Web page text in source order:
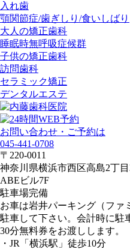
入れ歯
顎関節症/歯ぎしり/食いしばり
大人の矯正歯科
睡眠時無呼吸症候群
子供の矯正歯科
訪問歯科
セラミック矯正
デンタルエステ
お問い合わせ・ご予約は
045-441-0708
〒220-0011
神奈川県横浜市西区高島2丁目
ABEビル7F
駐車場完備
お車は岩井パーキング（ファ
駐車して下さい。会計時に駐
30分無料券をお渡しします。
・JR「横浜駅」徒歩10分